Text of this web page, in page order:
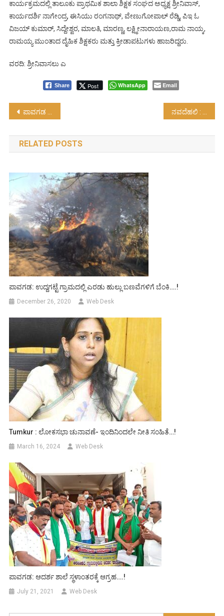
ಕಾರ್ಯಕ್ರಮದಲ್ಲಿ ತಾಲೂಕು ಪ್ರಾಥಮಿಕ ಶಾಲಾ ಶಿಕ್ಷಕ ಸಂಘದ ಅಧ್ಯಕ್ಷ ಶ್ರೀನಿವಾಸ್,
ಕಾರ್ಯದರ್ಶಿ ನಾಗೇಂದ್ರ, ಈಸಿಯು ರಂಗನಾಥ್, ವೇಣುಗೋಪಾಲ್ ರೆಡ್ಡಿ, ಪಿಇ ಓ
ವಿಜಯ್ ಕುಮಾರ್, ಸಿದ್ದೇಶ್ವರ, ಮಾಲತಿ, ಮಾರಣ್ಣ, ಲಕ್ಷ್ಮೀನಾರಾಯಣ,ರಾಮ ನಾಯ್ಕ,
ರಾಮಯ್ಯ ಮುಂತಾದ ದೈಹಿಕ ಶಿಕ್ಷಕರು ಮತ್ತು ಕ್ರೀಡಾಪಟುಗಳು ಹಾಜರಿದ್ದರು.
ವರದಿ‌: ಶ್ರೀನಿವಾಸಲು ಎ
Share Post WhatsApp Email
Post
navigation
ಪಾವಗಡ : ವಿಜ್ಞಾನ ವಿಚಾರಗೋಷ್ಠಿ. ರಾಜ್ಯಮಟ್ಟಕ್ಕೆ ಆಯ್ಕೆ…!
RELATED POSTS
ಪಾವಗಡ: ಉದ್ದಗಟ್ಟೆ ಗ್ರಾಮದಲ್ಲಿ ಎರಡು ಹುಲ್ಲು ಬಣವೆಗಳಿಗೆ ಬೆಂಕಿ….!
December 26, 2020 Web Desk
Tumkur : ಲೋಕಸಭಾ ಚುನಾವಣೆ- ಇಂದಿನಿಂದಲೇ ನೀತಿ ಸಂಹಿತೆ…!
March 16, 2024 Web Desk
ಪಾವಗಡ: ಆದರ್ಶ ಶಾಲೆ ಸ್ಥಳಾಂತರಕ್ಕೆ ಆಗ್ರಹ….!
July 21, 2021 Web Desk